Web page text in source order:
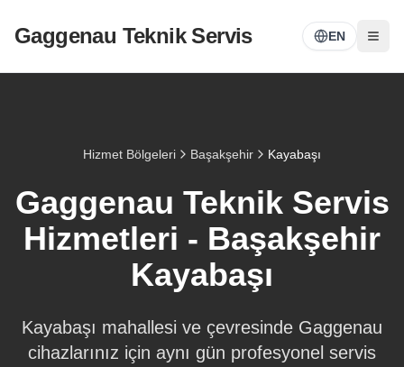
Gaggenau Teknik Servis EN
Hizmet Bölgeleri Başakşehir Kayabaşı
Gaggenau Teknik Servis
Hizmetleri - Başakşehir
Kayabaşı
Kayabaşı mahallesi ve çevresinde Gaggenau
cihazlarınız için aynı gün profesyonel servis